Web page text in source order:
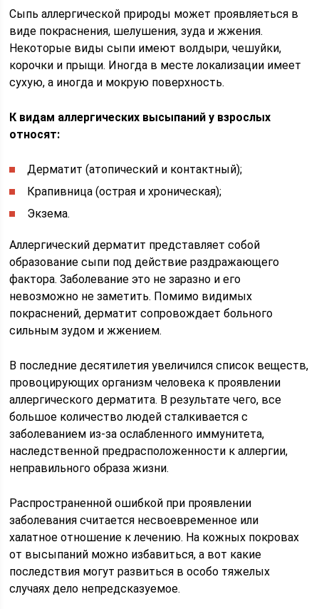
Сыпь аллергической природы может проявляеться в
виде покраснения, шелушения, зуда и жжения.
Некоторые виды сыпи имеют волдыри, чешуйки,
корочки и прыщи. Иногда в месте локализации имеет
сухую, а иногда и мокрую поверхность.
К видам аллергических высыпаний у взрослых
относят:
Дерматит (атопический и контактный);
Крапивница (острая и хроническая);
Экзема.
Аллергический дерматит представляет собой
образование сыпи под действие раздражающего
фактора. Заболевание это не заразно и его
невозможно не заметить. Помимо видимых
покраснений, дерматит сопровождает больного
сильным зудом и жжением.
В последние десятилетия увеличился список веществ,
провоцирующих организм человека к проявлении
аллергического дерматита. В результате чего, все
большое количество людей сталкивается с
заболеванием из-за ослабленного иммунитета,
наследственной предрасположенности к аллергии,
неправильного образа жизни.
Распространенной ошибкой при проявлении
заболевания считается несвоевременное или
халатное отношение к лечению. На кожных покровах
от высыпаний можно избавиться, а вот какие
последствия могут развиться в особо тяжелых
случаях дело непредсказуемое.